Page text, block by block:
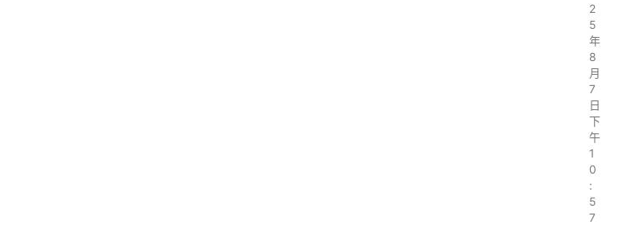
2
5
年
8
月
7
日
下
午
1
0
:
5
7